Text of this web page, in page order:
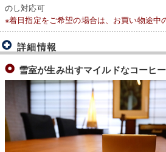
のし対応可
※着日指定をご希望の場合は、お買い物途中
詳細情報
雪室が生み出すマイルドなコーヒ